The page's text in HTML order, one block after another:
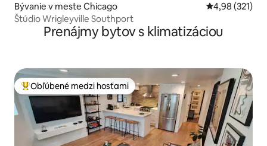
Bývanie v meste Chicago Priemerné
4,98 (321)
Štúdio Wrigleyville Southport
Prenájmy bytov s klimatizáciou
Najobľúbenejšie medzi hosťami
Obľúbené medzi hosťami